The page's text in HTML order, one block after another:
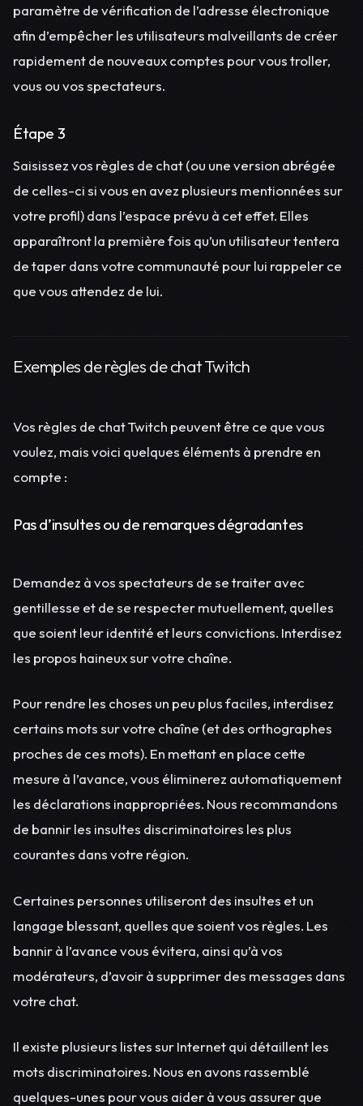
paramètre de vérification de l’adresse électronique
afin d’empêcher les utilisateurs malveillants de créer
rapidement de nouveaux comptes pour vous troller,
vous ou vos spectateurs.
Étape 3
Saisissez vos règles de chat (ou une version abrégée
de celles-ci si vous en avez plusieurs mentionnées sur
votre profil) dans l’espace prévu à cet effet. Elles
apparaîtront la première fois qu’un utilisateur tentera
de taper dans votre communauté pour lui rappeler ce
que vous attendez de lui.
Exemples de règles de chat Twitch
Vos règles de chat Twitch peuvent être ce que vous
voulez, mais voici quelques éléments à prendre en
compte :
Pas d’insultes ou de remarques dégradantes
Demandez à vos spectateurs de se traiter avec
gentillesse et de se respecter mutuellement, quelles
que soient leur identité et leurs convictions. Interdisez
les propos haineux sur votre chaîne.
Pour rendre les choses un peu plus faciles, interdisez
certains mots sur votre chaîne (et des orthographes
proches de ces mots). En mettant en place cette
mesure à l’avance, vous éliminerez automatiquement
les déclarations inappropriées. Nous recommandons
de bannir les insultes discriminatoires les plus
courantes dans votre région.
Certaines personnes utiliseront des insultes et un
langage blessant, quelles que soient vos règles. Les
bannir à l’avance vous évitera, ainsi qu’à vos
modérateurs, d’avoir à supprimer des messages dans
votre chat.
Il existe plusieurs listes sur Internet qui détaillent les
mots discriminatoires. Nous en avons rassemblé
quelques-unes pour vous aider à vous assurer que